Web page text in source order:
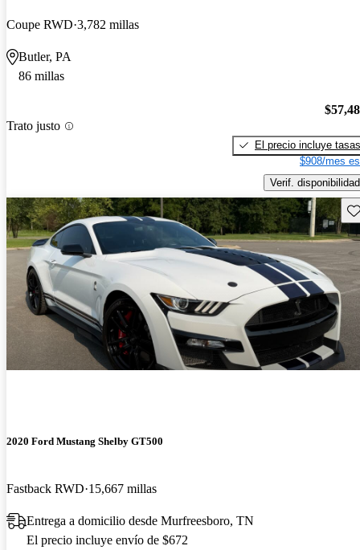
Coupe RWD 3,782 millas
Butler, PA
86 millas
Trato justo
El precio incluye tasas
$908/mes
Verif. disponibilidad
2020 Ford Mustang Shelby GT500
Fastback RWD 15,667 millas
Entrega a domicilio desde Murfreesboro, TN
El precio incluye envío de $672